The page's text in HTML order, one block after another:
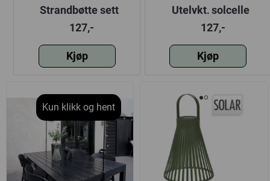
Strandbøtte sett
sammenleggbar 2
varianter
127,-
Kjøp
Utelykt, solcelle
127,-
Kjøp
Kun klikk og hent